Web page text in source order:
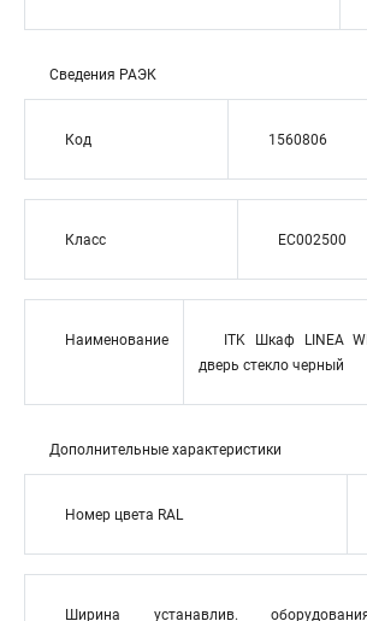
Сведения РАЭК
Код 1560806
Класс EC002500
Наименование
ITK Шкаф LINEA
дверь стекло черный
Дополнительные характеристики
Номер цвета RAL
Ширина устанавлив.